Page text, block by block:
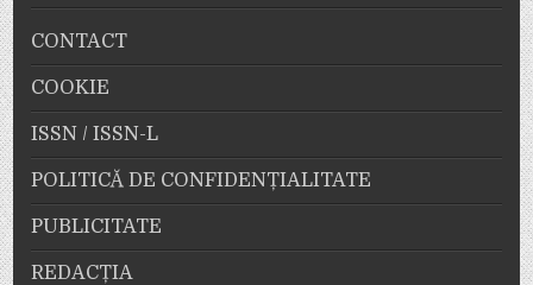
CONTACT
COOKIE
ISSN / ISSN-L
POLITICĂ DE CONFIDENȚIALITATE
PUBLICITATE
REDACȚIA